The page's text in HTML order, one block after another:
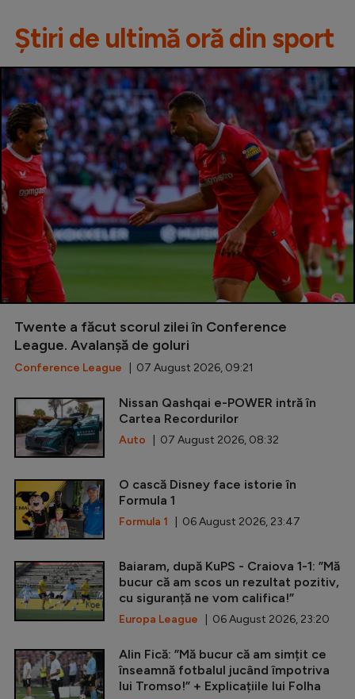
Știri de ultimă oră din sport
Twente a făcut scorul zilei în Conference
League. Avalanșă de goluri
Conference League | 07 August 2026, 09:21
Nissan Qashqai e-POWER intră în
Cartea Recordurilor
Auto | 07 August 2026, 08:32
O cască Disney face istorie în
Formula 1
Formula 1 | 06 August 2026, 23:47
Baiaram, după KuPS - Craiova 1-1: ”Mă
bucur că am scos un rezultat pozitiv,
cu siguranță ne vom califica!”
Europa League | 06 August 2026, 23:20
Alin Fică: ”Mă bucur că am simțit ce
înseamnă fotbalul jucând împotriva
lui Tromso!” + Explicațiile lui Folha